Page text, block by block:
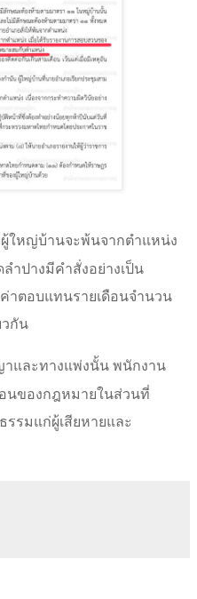
ใหญ่บ้านจะพ้นจากตำแหน่ง
ำปางมีคำสั่งอย่างเป็น
าตอบแทนรายเดือนจำนวน
วกัน
และทางแพ่งนั้น พนักงาน
นของกฎหมายในส่วนที่
รรมแก่ผู้เสียหายและ